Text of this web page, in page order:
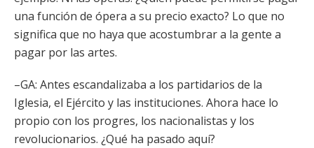
una función de ópera a su precio exacto? Lo que no
significa que no haya que acostumbrar a la gente a
pagar por las artes.
–GA: Antes escandalizaba a los partidarios de la
Iglesia, el Ejército y las instituciones. Ahora hace lo
propio con los progres, los nacionalistas y los
revolucionarios. ¿Qué ha pasado aquí?